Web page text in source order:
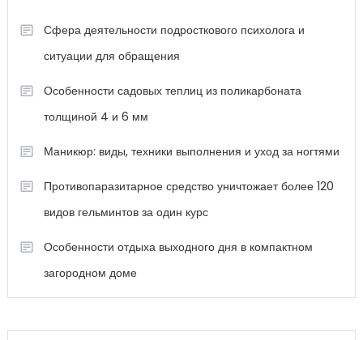
Сфера деятельности подросткового психолога и
ситуации для обращения
Особенности садовых теплиц из поликарбоната
толщиной 4 и 6 мм
Маникюр: виды, техники выполнения и уход за ногтями
Противопаразитарное средство уничтожает более 120
видов гельминтов за один курс
Особенности отдыха выходного дня в компактном
загородном доме